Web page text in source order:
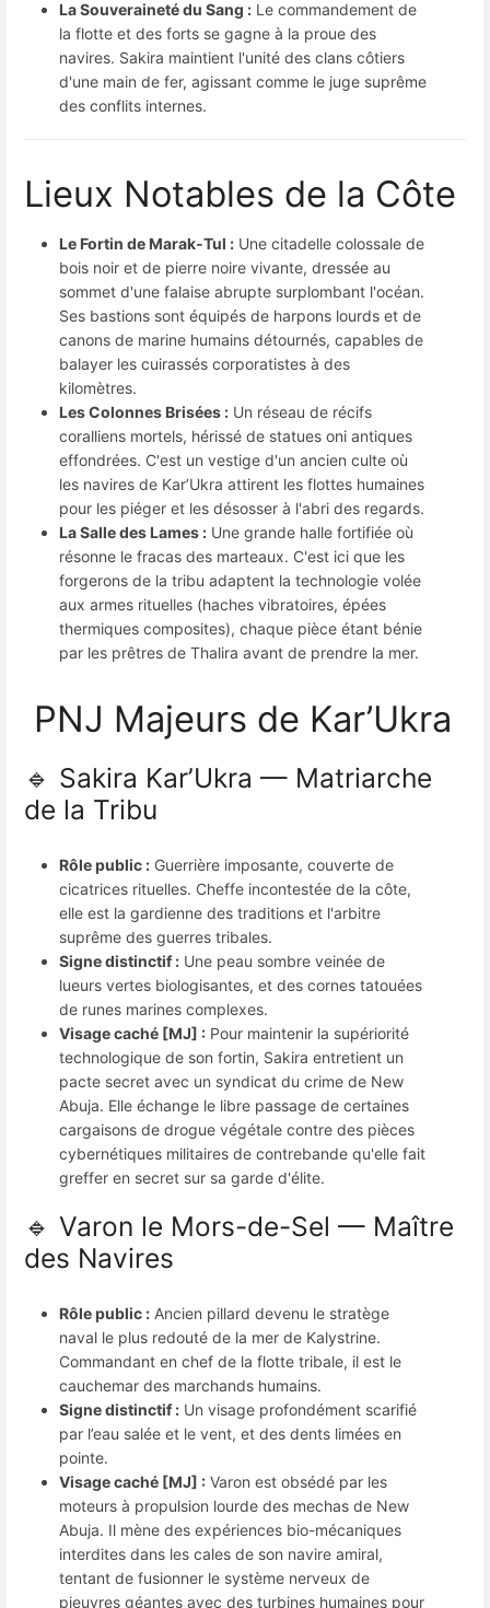
La Souveraineté du Sang : Le commandement de
la flotte et des forts se gagne à la proue des
navires. Sakira maintient l'unité des clans côtiers
d'une main de fer, agissant comme le juge suprême
des conflits internes.
Lieux Notables de la Côte
Le Fortin de Marak-Tul : Une citadelle colossale de
bois noir et de pierre noire vivante, dressée au
sommet d'une falaise abrupte surplombant l'océan.
Ses bastions sont équipés de harpons lourds et de
canons de marine humains détournés, capables de
balayer les cuirassés corporatistes à des
kilomètres.
Les Colonnes Brisées : Un réseau de récifs
coralliens mortels, hérissé de statues oni antiques
effondrées. C'est un vestige d'un ancien culte où
les navires de Kar’Ukra attirent les flottes humaines
pour les piéger et les désosser à l'abri des regards.
La Salle des Lames : Une grande halle fortifiée où
résonne le fracas des marteaux. C'est ici que les
forgerons de la tribu adaptent la technologie volée
aux armes rituelles (haches vibratoires, épées
thermiques composites), chaque pièce étant bénie
par les prêtres de Thalira avant de prendre la mer.
PNJ Majeurs de Kar’Ukra
🔹 Sakira Kar’Ukra — Matriarche
de la Tribu
Rôle public : Guerrière imposante, couverte de
cicatrices rituelles. Cheffe incontestée de la côte,
elle est la gardienne des traditions et l'arbitre
suprême des guerres tribales.
Signe distinctif : Une peau sombre veinée de
lueurs vertes biologisantes, et des cornes tatouées
de runes marines complexes.
Visage caché [MJ] : Pour maintenir la supériorité
technologique de son fortin, Sakira entretient un
pacte secret avec un syndicat du crime de New
Abuja. Elle échange le libre passage de certaines
cargaisons de drogue végétale contre des pièces
cybernétiques militaires de contrebande qu'elle fait
greffer en secret sur sa garde d'élite.
🔹 Varon le Mors-de-Sel — Maître
des Navires
Rôle public : Ancien pillard devenu le stratège
naval le plus redouté de la mer de Kalystrine.
Commandant en chef de la flotte tribale, il est le
cauchemar des marchands humains.
Signe distinctif : Un visage profondément scarifié
par l’eau salée et le vent, et des dents limées en
pointe.
Visage caché [MJ] : Varon est obsédé par les
moteurs à propulsion lourde des mechas de New
Abuja. Il mène des expériences bio-mécaniques
interdites dans les cales de son navire amiral,
tentant de fusionner le système nerveux de
pieuvres géantes avec des turbines humaines pour